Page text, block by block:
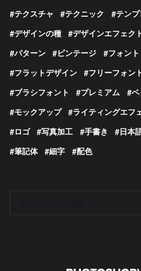
テクスチャ
テクニック
テン
デザインの種
デザインエフェク
パターン
ビンテージ
フォント
フラットデザイン
フリーフォン
ブラシフォント
プレミアム
モックアップ
ライティングエフ
ロゴ
写真加工 手書き
日本
筆記体
細字 配色